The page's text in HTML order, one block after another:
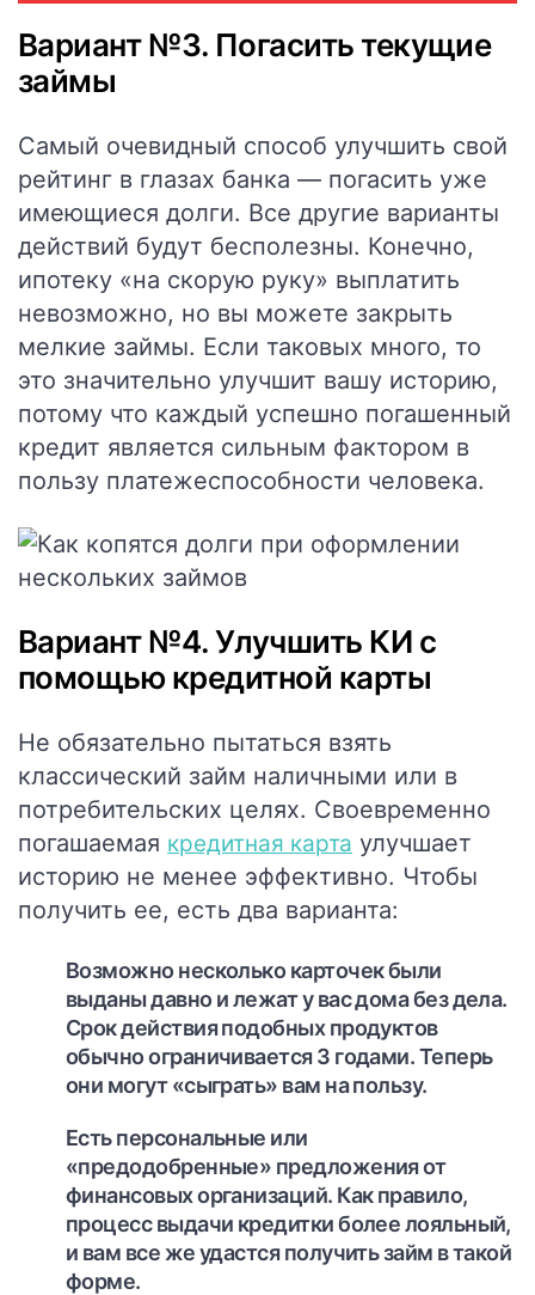
Вариант №3. Погасить текущие
займы
Самый очевидный способ улучшить свой
рейтинг в глазах банка — погасить уже
имеющиеся долги. Все другие варианты
действий будут бесполезны. Конечно,
ипотеку «на скорую руку» выплатить
невозможно, но вы можете закрыть
мелкие займы. Если таковых много, то
это значительно улучшит вашу историю,
потому что каждый успешно погашенный
кредит является сильным фактором в
пользу платежеспособности человека.
Вариант №4. Улучшить КИ с
помощью кредитной карты
Не обязательно пытаться взять
классический займ наличными или в
потребительских целях. Своевременно
погашаемая кредитная карта улучшает
историю не менее эффективно. Чтобы
получить ее, есть два варианта:
Возможно несколько карточек были
выданы давно и лежат у вас дома без дела.
Срок действия подобных продуктов
обычно ограничивается 3 годами. Теперь
они могут «сыграть» вам на пользу.
Есть персональные или
«предодобренные» предложения от
финансовых организаций. Как правило,
процесс выдачи кредитки более лояльный,
и вам все же удастся получить займ в такой
форме.